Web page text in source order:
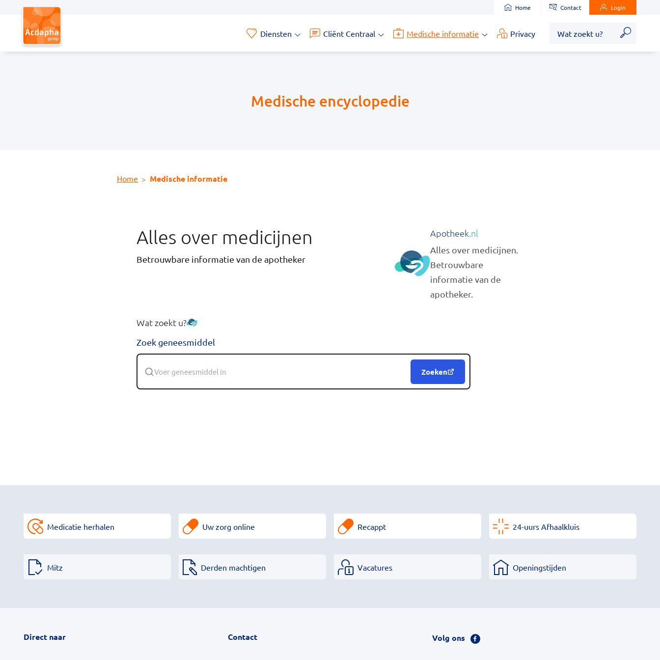
Home Contact Login
Diensten
submenu
Cliënt Centraal
Centraal
Medische informatie
informatie
Privacy
Home Medische informatie
Medische encyclopedie
Alles over medicijnen
Betrouwbare informatie van de apotheker
Apotheek.nl
Alles over medicijnen.
Betrouwbare
informatie van de
apotheker.
Wat zoekt u?
Zoek geneesmiddel
Zoeken
Medicatie herhalen Uw zorg online Recappt 24-uurs Afhaalkluis
Mitz Derden machtigen Vacatures Openingstijden
Direct naar Contact Volg ons
Bezoek